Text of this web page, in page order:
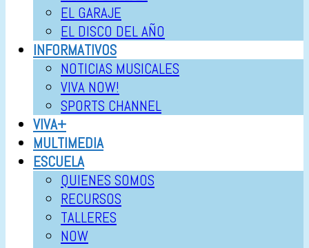
EL GARAJE
EL DISCO DEL AÑO
INFORMATIVOS
NOTICIAS MUSICALES
VIVA NOW!
SPORTS CHANNEL
VIVA+
MULTIMEDIA
ESCUELA
QUIENES SOMOS
RECURSOS
TALLERES
NOW